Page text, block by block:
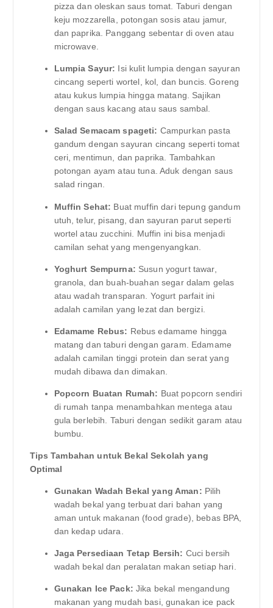
pizza dan oleskan saus tomat. Taburi dengan
keju mozzarella, potongan sosis atau jamur,
dan paprika. Panggang sebentar di oven atau
microwave.
Lumpia Sayur: Isi kulit lumpia dengan sayuran
cincang seperti wortel, kol, dan buncis. Goreng
atau kukus lumpia hingga matang. Sajikan
dengan saus kacang atau saus sambal.
Salad Semacam spageti: Campurkan pasta
gandum dengan sayuran cincang seperti tomat
ceri, mentimun, dan paprika. Tambahkan
potongan ayam atau tuna. Aduk dengan saus
salad ringan.
Muffin Sehat: Buat muffin dari tepung gandum
utuh, telur, pisang, dan sayuran parut seperti
wortel atau zucchini. Muffin ini bisa menjadi
camilan sehat yang mengenyangkan.
Yoghurt Sempurna: Susun yogurt tawar,
granola, dan buah-buahan segar dalam gelas
atau wadah transparan. Yogurt parfait ini
adalah camilan yang lezat dan bergizi.
Edamame Rebus: Rebus edamame hingga
matang dan taburi dengan garam. Edamame
adalah camilan tinggi protein dan serat yang
mudah dibawa dan dimakan.
Popcorn Buatan Rumah: Buat popcorn sendiri
di rumah tanpa menambahkan mentega atau
gula berlebih. Taburi dengan sedikit garam atau
bumbu.
Tips Tambahan untuk Bekal Sekolah yang
Optimal
Gunakan Wadah Bekal yang Aman: Pilih
wadah bekal yang terbuat dari bahan yang
aman untuk makanan (food grade), bebas BPA,
dan kedap udara.
Jaga Persediaan Tetap Bersih: Cuci bersih
wadah bekal dan peralatan makan setiap hari.
Gunakan Ice Pack: Jika bekal mengandung
makanan yang mudah basi, gunakan ice pack